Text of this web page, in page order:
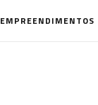
EMPREENDIMENTOS